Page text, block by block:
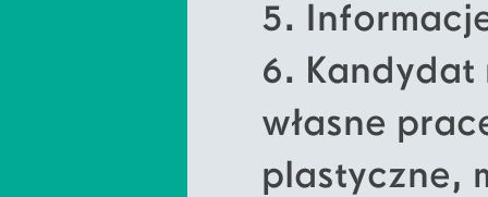
5.
6.
własne
plastyczne,